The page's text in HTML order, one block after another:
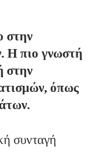
στην
Η πιο γνωστή
στην
όπως
συνταγή